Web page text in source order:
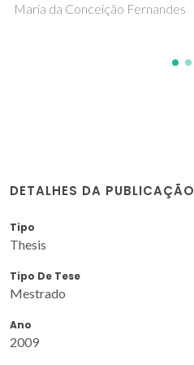
Maria da Conceição Fernandes
DETALHES DA PUBLICAÇÃO
Tipo
Thesis
Tipo De Tese
Mestrado
Ano
2009